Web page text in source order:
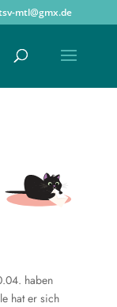
mtl@gmx.de
haben
hat er sich